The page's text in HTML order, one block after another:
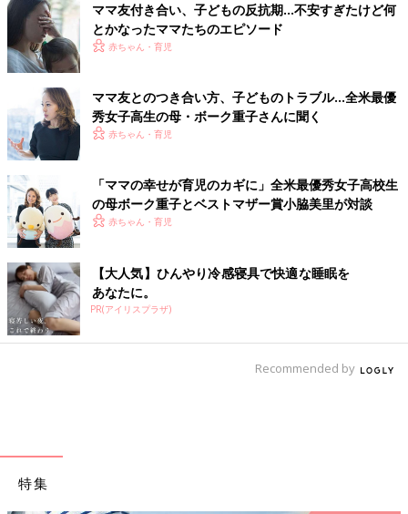
いう自信もあったけれど、学校を出ただけで経験はゼロ、知識を
使ったことがないのですから、雇っても使えないと思われても仕
方ありません。
——— そこからどうやってお仕事を始めたのですか？
ボーク まずは週1回のボランティアから始めて、アートの企画
展や資金集めのイベントを手伝いました。でも実はボランティア
って大変で、だからこそやることはいっぱいあり、いろいろな人
をまとめたり連絡係をしたりと、少しずつ輪が広がっていきまし
た。その輪がきっかけでそれから3年間で、少しずつクライアン
トがついて、おかげさまで自分のギャラリーを開けるようになり
ました。自分の稼ぎで娘のベビーシッター代を支払えたときは、
本当にうれしかったですね。時間をかけてちゃんと自分を育てて
いけば、経済的に自立することは難しいことではないと信じてい
ます。
ボーク：前例のない今の状況では、ロールモデルとなる人はいま
ママ友付き合い、子どもの反抗期…不安すぎたけど何
とかなったママたちのエピソード
赤ちゃん・育児
ママ友とのつき合い方、子どものトラブル…全米最優
秀女子高生の母・ボーク重子さんに聞く
赤ちゃん・育児
「ママの幸せが育児のカギに」全米最優秀女子高校生
の母ボーク重子とベストマザー賞小脇美里が対談
赤ちゃん・育児
【大人気】ひんやり冷感寝具で快適な睡眠を
あなたに。
PR(アイリスプラザ)
Recommended by
特集